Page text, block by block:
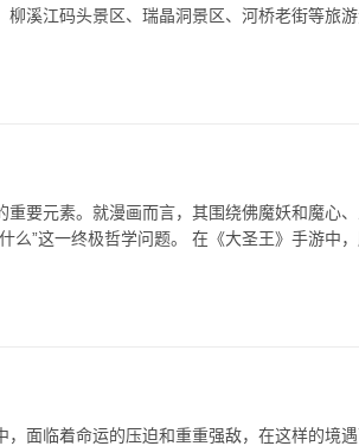
柳溪江码头景区、瑞晶洞景区、河桥老街等旅
要元素。就漫画而言，其围绕佛魔妖和魔心
么”这一终极哲学问题。 在《大圣王》手游中
面临着命运的压迫和重重强敌，在这样的境